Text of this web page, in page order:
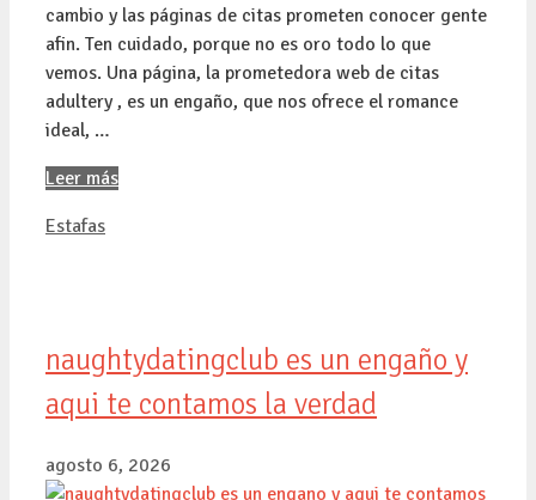
cambio y las páginas de citas prometen conocer gente
afin. Ten cuidado, porque no es oro todo lo que
vemos. Una página, la prometedora web de citas
adultery , es un engaño, que nos ofrece el romance
ideal, …
Leer más
Categorías
Estafas
naughtydatingclub es un engaño y
aqui te contamos la verdad
agosto 6, 2026